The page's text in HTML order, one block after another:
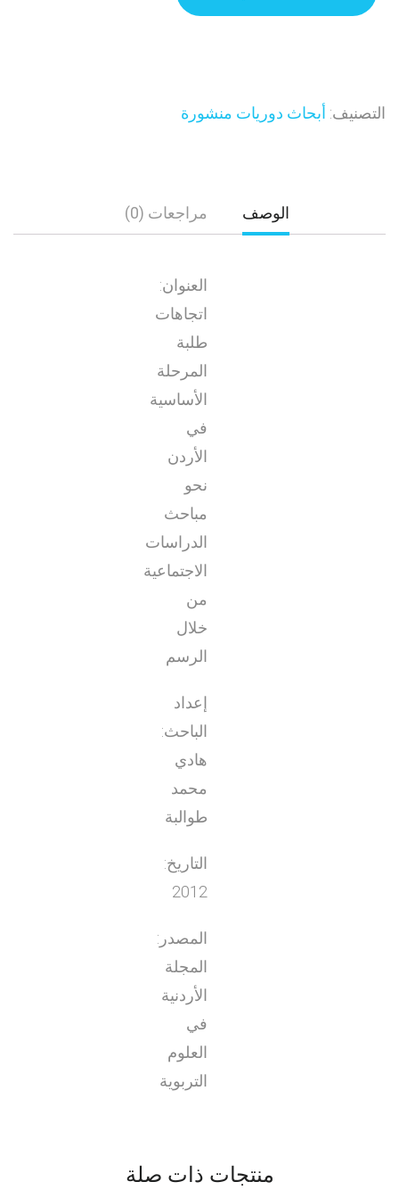
التصنيف: أبحاث دوريات منشورة
الوصف مراجعات (0)
العنوان:
اتجاهات
طلبة
المرحلة
الأساسية
في
الأردن
نحو
مباحث
الدراسات
الاجتماعية
من
خلال
الرسم
إعداد
الباحث:
هادي
محمد
طوالبة
التاريخ:
2012
المصدر:
المجلة
الأردنية
في
العلوم
التربوية
منتجات ذات صلة